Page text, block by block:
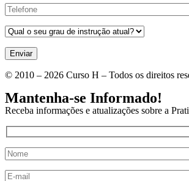
Enviar
© 2010 – 2026 Curso H – Todos os direitos
Mantenha-se Informado!
Receba informações e atualizações sobre a